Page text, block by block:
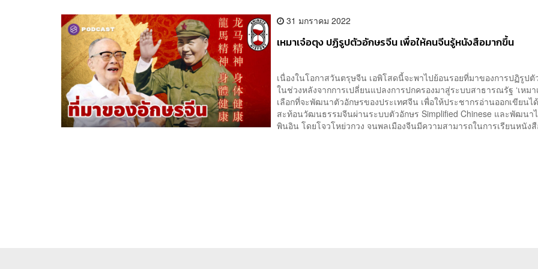
31 มกราคม 2022
เหมาเจ๋อตุง ปฏิรูปตัวอักษรจีน เพื่อให้คนจีนรู้หนังสือมากขึ้น
เนื่องในโอกาสวันตรุษจีน เอพิโสดนี้จะพาไปย้อนรอยที่มาของการปฏิรูปตั
ในช่วงหลังจากการเปลี่ยนแปลงการปกครองมาสู่ระบบสาธารณรัฐ ‘เหมา
เลือกที่จะพัฒนาตัวอักษรของประเทศจีน เพื่อให้ประชากรอ่านออกเขียนไ
สะท้อนวัฒนธรรมจีนผ่านระบบตัวอักษร Simplified Chinese และพัฒนา
พินอิน โดยโจวโหย่วกวง จนพลเมืองจีนมีความสามารถในการเรียนหนังสื